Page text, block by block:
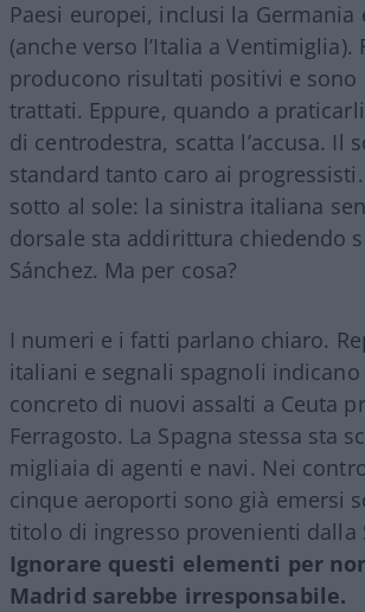
Paesi europei, inclusi la Germania
(anche verso l’Italia a Ventimiglia).
producono risultati positivi e sono
trattati. Eppure, quando a
di centrodestra, scatta l’accusa. Il
standard tanto caro ai
sotto al sole: la sinistra italiana
dorsale sta addirittura chiedendo
Sánchez. Ma per cosa?
I numeri e i fatti parlano chiaro.
italiani e segnali spagnoli
concreto di nuovi assalti a Ceuta
Ferragosto. La Spagna stessa sta
migliaia di agenti e navi. Nei
cinque aeroporti sono già emersi
titolo di ingresso provenienti dalla
Ignorare questi elementi per
Madrid sarebbe irresponsabile.